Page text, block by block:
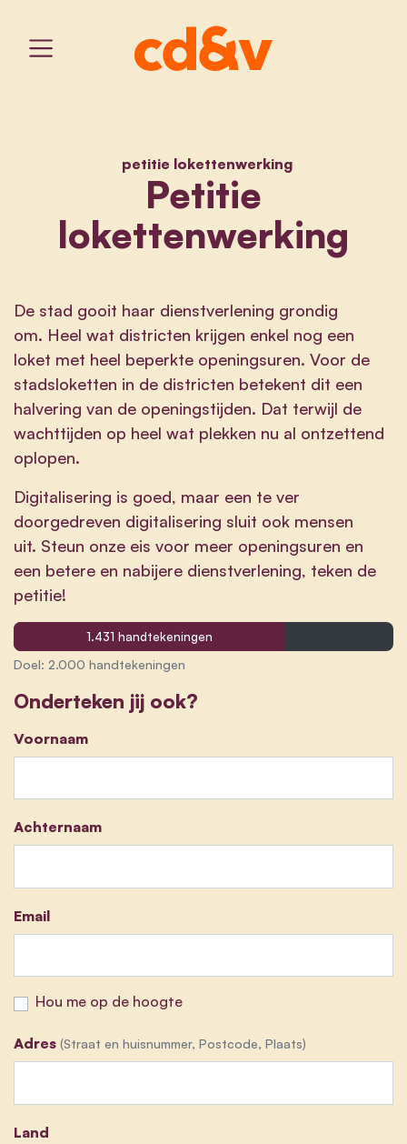
home
petitie lokettenwerkingpetitie lokettenwerking
Petitie
lokettenwerking
De stad gooit haar dienstverlening grondig
om. Heel wat districten krijgen enkel nog een
loket met heel beperkte openingsuren. Voor de
stadsloketten in de districten betekent dit een
halvering van de openingstijden. Dat terwijl de
wachttijden op heel wat plekken nu al ontzettend
oplopen.
Digitalisering is goed, maar een te ver
doorgedreven digitalisering sluit ook mensen
uit. Steun onze eis voor meer openingsuren en
een betere en nabijere dienstverlening, teken de
petitie!
1.431 handtekeningen
Doel: 2.000 handtekeningen
Onderteken jij ook?
Voornaam
Achternaam
Email
Hou me op de hoogte
Adres (Straat en huisnummer, Postcode, Plaats)
Land